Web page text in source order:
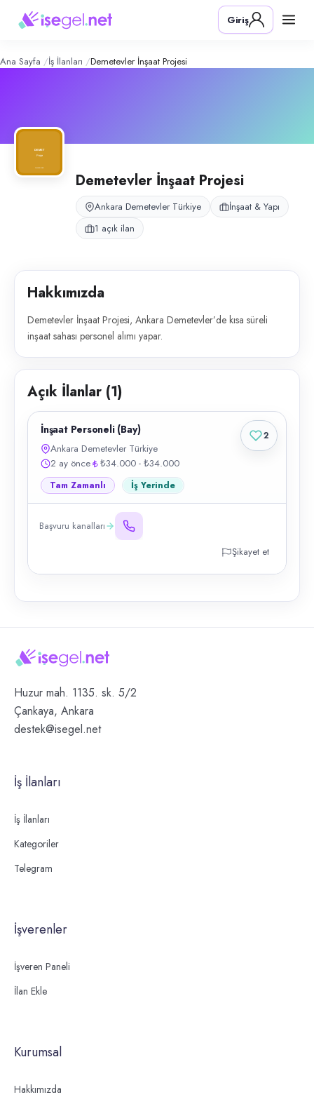
İnşaat Projesi – Şirket
Konum:
Demetevler İnşaat Projesi, Ankara Demetevler’de kısa süreli inşaat
Giriş
Ana Sayfa İş İlanları Demetevler İnşaat Projesi
Demetevler İnşaat Projesi
Ankara Demetevler Türkiye
İnşaat & Yapı
1 açık ilan
Hakkımızda
Demetevler İnşaat Projesi, Ankara Demetevler’de kısa süreli
inşaat sahası personel alımı yapar.
Açık İlanlar (1)
İnşaat Personeli (Bay)
Ankara Demetevler Türkiye
2 ay önce
₺34.000 - ₺34.000
Tam Zamanlı İş Yerinde
Başvuru kanalları
Şikayet et
2
Huzur mah. 1135. sk. 5/2
Çankaya, Ankara
destek@isegel.net
İş İlanları
İş İlanları
Kategoriler
Telegram
İşverenler
İşveren Paneli
İlan Ekle
Kurumsal
Hakkımızda